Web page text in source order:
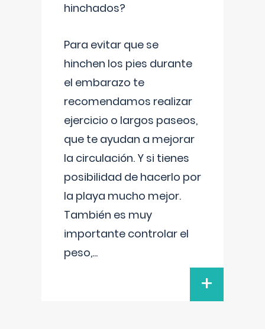
hinchados?
Para evitar que se
hinchen los pies durante
el embarazo te
recomendamos realizar
ejercicio o largos paseos,
que te ayudan a mejorar
la circulación. Y si tienes
posibilidad de hacerlo por
la playa mucho mejor.
También es muy
importante controlar el
peso,...
+